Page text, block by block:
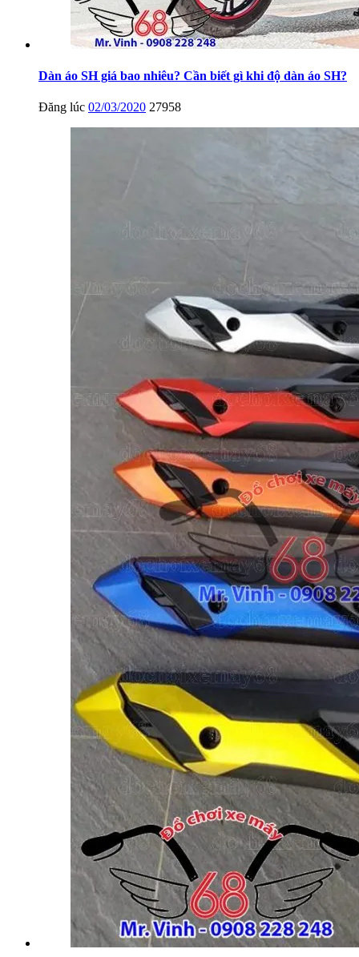
Dàn áo SH giá bao nhiêu? Cần biết gì khi độ dàn áo SH?
Đăng lúc 02/03/2020 27958